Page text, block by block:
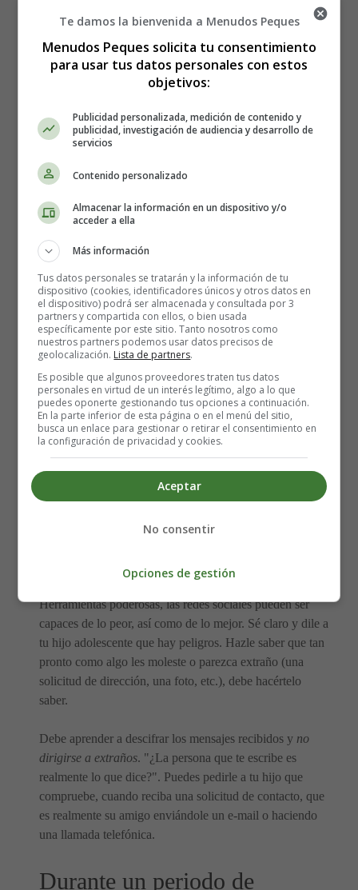
no tienes una identidad digital, no perteneces actualmente
Es mejor estar atento y dar tu consejo, que descubrir más
tarde que tu hijo ha desafiado tu prohibición creando
secretamente un perfil para sí mismo.
No difundir todo en las redes
Antes de dejarlo solo frente a su pantalla, el primer paso
es comprobar que la cuenta es privada y que los mensajes
están destinados a un
Entonces explícale al adolescente las reglas para difundir
la información. No es obvio para ellos que los
fundamentos de la comunicación también se aplican en
Internet: no nos burlamos de los demás, nos respetamos,
etc... Elacoso cibernéticoestá, por desgracia, muy
extendido en las redes.
También insiste en la discreción. Una foto, incluso una
anodina, puede ser mal utilizada. Por supuesto, hay que
dejarle claro que no envíe fotos de desnudos, ni siquiera
dentro de una pareja o amistad íntima.
Consejos de seguridad en
Herramientas poderosas, las redes sociales pueden ser
capaces de lo peor, así como de lo mejor. Sé claro y dile a
tu hijo adolescente que hay peligros. Hazle saber que tan
pronto como algo les moleste o parezca extraño (una
solicitud de dirección, una foto, etc.), debe hacértelo
saber.
Debe aprender a descifrar los mensajes recibidos y no
dirigirse a extraños. "¿La persona que te escribe es
realmente lo que dice?". Puedes pedirle a tu hijo que
compruebe, cuando reciba una solicitud de contacto, que
es realmente su amigo enviándole un e-mail o haciendo
una llamada telefónica.
Durante un periodo de
Te damos la bienvenida a Menudos Peques
Menudos Peques solicita tu consentimiento
para usar tus datos personales con estos
objetivos:
Publicidad personalizada, medición de contenido y
publicidad, investigación de audiencia y desarrollo de
servicios
Contenido personalizado
Almacenar la información en un dispositivo y/o
acceder a ella
Más información
Tus datos personales se tratarán y la información de tu
dispositivo (cookies, identificadores únicos y otros datos en
el dispositivo) podrá ser almacenada y consultada por 3
partners y compartida con ellos, o bien usada
específicamente por este sitio. Tanto nosotros como
nuestros partners podemos usar datos precisos de
geolocalización. Lista de partners.
Es posible que algunos proveedores traten tus datos
personales en virtud de un interés legítimo, algo a lo que
puedes oponerte gestionando tus opciones a continuación.
En la parte inferior de esta página o en el menú del sitio,
busca un enlace para gestionar o retirar el consentimiento en
la configuración de privacidad y cookies.
Aceptar
No consentir
Opciones de gestión